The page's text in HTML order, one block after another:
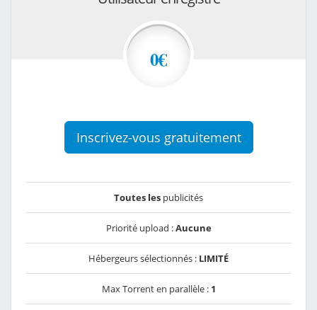
0€
Inscrivez-vous gratuitement
Toutes les publicités
Priorité upload :Aucune
Hébergeurs sélectionnés : LIMITÉ
Max Torrent en parallèle : 1